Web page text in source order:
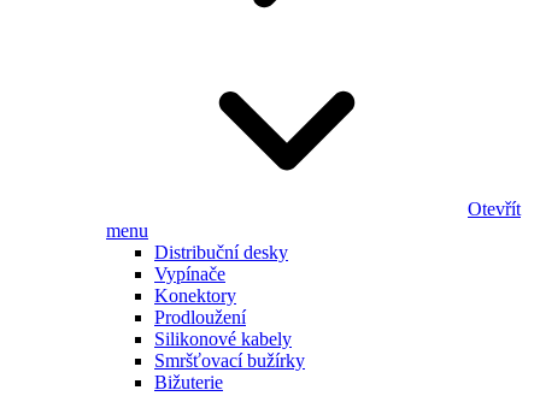
Otevřít
menu
Distribuční desky
Vypínače
Konektory
Prodloužení
Silikonové kabely
Smršťovací bužírky
Bižuterie